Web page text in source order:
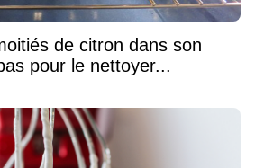
de citron dans son
pour le nettoyer...